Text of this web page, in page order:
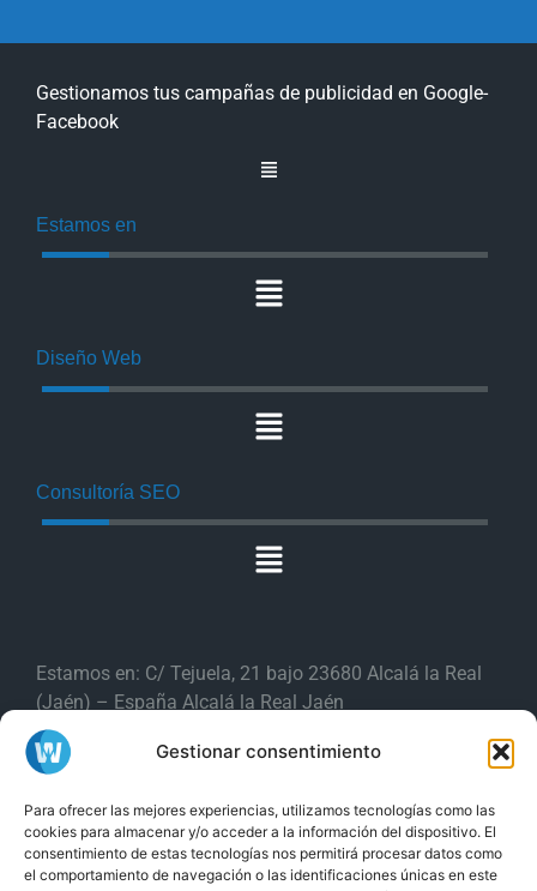
Gestionar consentimiento
Para ofrecer las mejores experiencias, utilizamos tecnologías como las
cookies para almacenar y/o acceder a la información del dispositivo. El
consentimiento de estas tecnologías nos permitirá procesar datos como
el comportamiento de navegación o las identificaciones únicas en este
Gestionamos tus campañas de publicidad en Google-
Facebook
Estamos en
Diseño Web
Consultoría SEO
Estamos en: C/ Tejuela, 21 bajo 23680 Alcalá la Real
(Jaén) – España Alcalá la Real Jaén
ISPGestión Provider S.L
Tel. (+34) 853 88 11 88yTel. (+34) 953